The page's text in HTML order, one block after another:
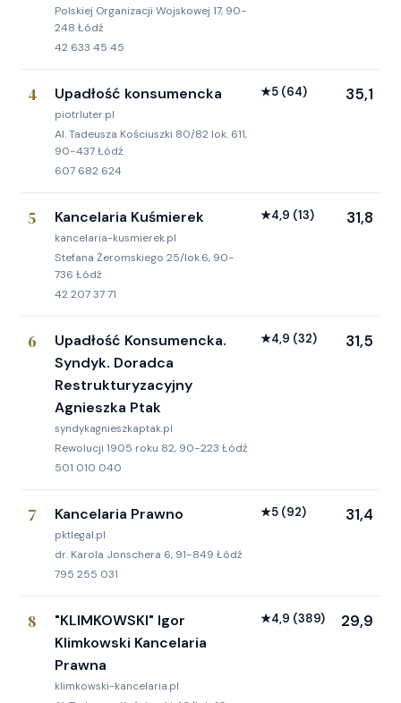
Polskiej Organizacji Wojskowej 17, 90-
248 Łódź
42 633 45 45
4 Upadłość konsumencka
piotrluter.pl
Al. Tadeusza Kościuszki 80/82 lok. 611,
90-437 Łódź
607 682 624
★5 (64) 35,1
5 Kancelaria Kuśmierek
kancelaria-kusmierek.pl
Stefana Żeromskiego 25/lok.6, 90-
736 Łódź
42 207 37 71
★4,9 (13) 31,8
6
Upadłość Konsumencka.
Syndyk. Doradca
Restrukturyzacyjny
Agnieszka Ptak
syndykagnieszkaptak.pl
Rewolucji 1905 roku 82, 90-223 Łódź
501 010 040
★4,9 (32) 31,5
7 Kancelaria Prawno
pktlegal.pl
dr. Karola Jonschera 6, 91-849 Łódź
795 255 031
★5 (92) 31,4
8
"KLIMKOWSKI" Igor
Klimkowski Kancelaria
Prawna
klimkowski-kancelaria.pl
★4,9 (389) 29,9